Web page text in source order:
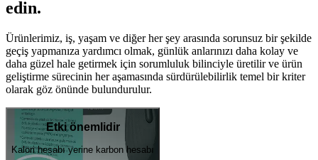
edin.
Ürünlerimiz, iş, yaşam ve diğer her şey arasında sorunsuz bir şekilde
geçiş yapmanıza yardımcı olmak, günlük anlarınızı daha kolay ve
daha güzel hale getirmek için sorumluluk bilinciyle üretilir ve ürün
geliştirme sürecinin her aşamasında sürdürülebilirlik temel bir kriter
olarak göz önünde bulundurulur.
Etki önemlidir
Kalori hesabı yerine karbon hesabı